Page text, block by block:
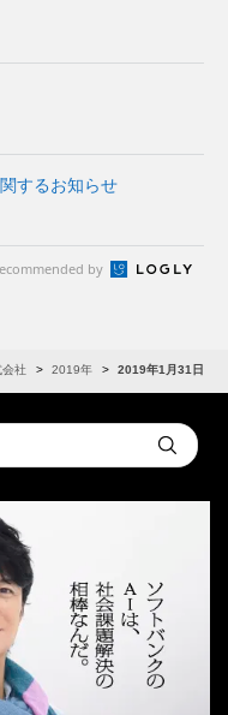
するお知らせ
by
社 2019年 2019年1月31日
Submit